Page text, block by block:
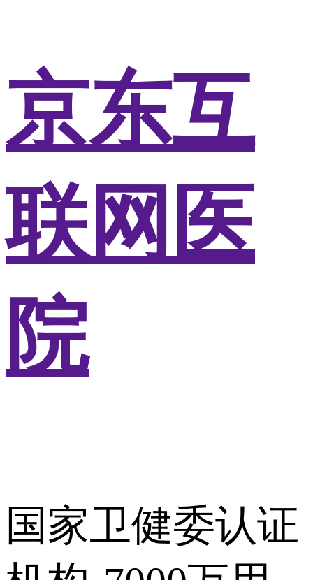
京东互
联网医
院
国家卫健委认证